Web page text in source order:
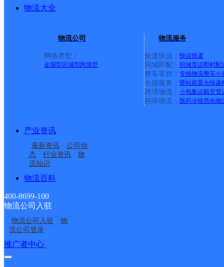
物流大全
物流公司
网络类型：
全国型 区域型跨境型
物流服务
快递快运： 快运快递
同城即配： 同城货运即时配
整车零担： 专线物流整车小
仓储服务： 驿站前置仓快递
跨境物流： 小包集运航空货
特殊物流： 医药冷链危化物
产业资讯
最新资讯
公司动
态
行业资讯
物
流知识
物流百科
400-8699-100
物流公司入驻
物流公司入驻
物
流公司登录
推广者中心
分部
黑龙江鹤岗市公司新鹤
分部
黑龙江鹤岗市公司东北
亚分部
黑龙江鹤岗市
湖滨邮政支局
鹤岗宝泉岭网点
鹤岗
接口API